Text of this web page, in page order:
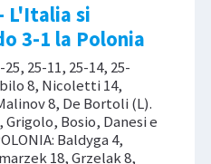
L'Italia si
3-1 la Polonia
25-11, 25-14, 25-
8, Nicoletti 14,
8, De Bortoli (L).
Bosio, Danesi e
Baldyga 4,
18, Grzelak 8,